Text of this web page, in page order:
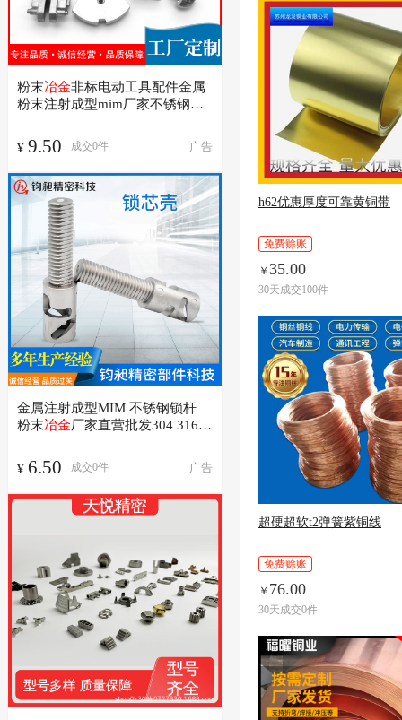
粉末冶金非标电动工具配件金属
粉末注射成型mim厂家不锈钢制
¥ 9.50 成交0件 广告
金属注射成型MIM 不锈钢锁杆
粉末冶金厂家直营批发304 316现
¥ 6.50 成交0件 广告
h62优惠厚度可靠黄铜带
免费赊账
￥ 35.00
30天成交100件
超硬超软t2弹簧紫铜线
免费赊账
￥ 76.00
30天成交0件